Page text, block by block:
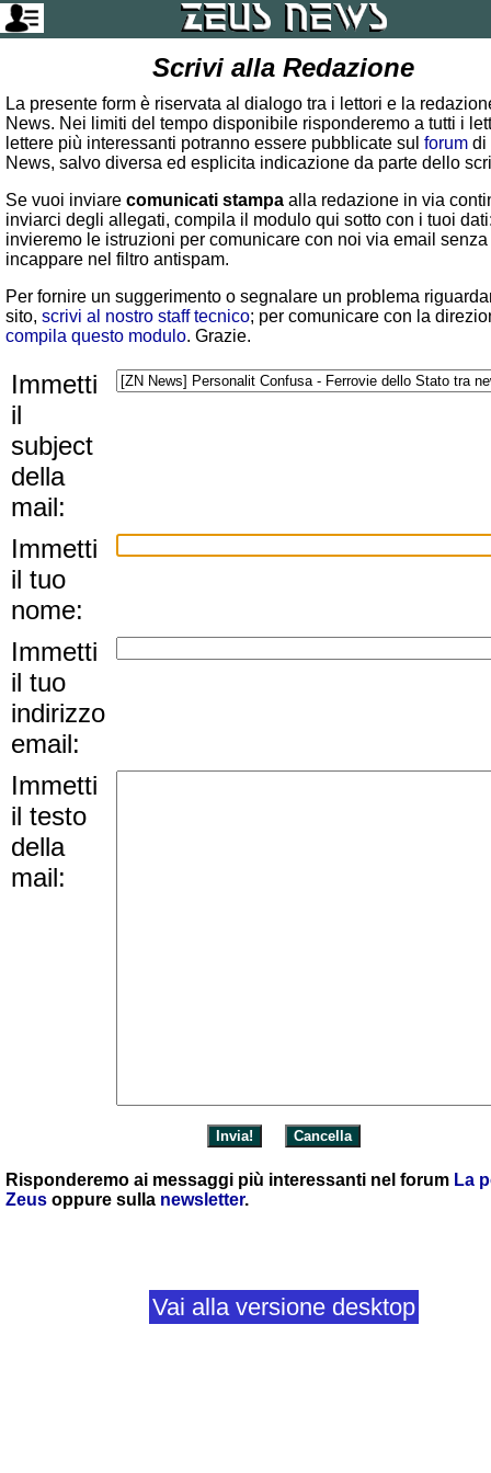
Scrivi alla Redazione
La presente form è riservata al dialogo tra i lettori e la
News. Nei limiti del tempo disponibile risponderemo a tutti i
lettere più interessanti potranno essere pubblicate sul forum di
News, salvo diversa ed esplicita indicazione da parte dello
Se vuoi inviare comunicati stampa alla redazione in via
inviarci degli allegati, compila il modulo qui sotto con i tuoi
invieremo le istruzioni per comunicare con noi via email senza
incappare nel filtro antispam.
Per fornire un suggerimento o segnalare un problema
sito, scrivi al nostro staff tecnico; per comunicare con la
compila questo modulo. Grazie.
Immetti
il
subject
della
mail:
Immetti
il tuo
nome:
Immetti
il tuo
indirizzo
email:
Immetti
il testo
della
mail:
Risponderemo ai messaggi più interessanti nel forum La
Zeus oppure sulla newsletter.
Vai alla versione desktop